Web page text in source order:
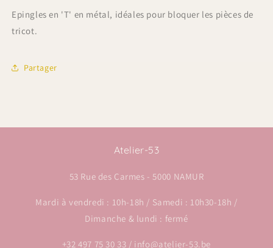
KnitPro
KnitPro
Epingles en 'T' en métal, idéales pour bloquer les pièces de
tricot.
Partager
Atelier-53
53 Rue des Carmes - 5000 NAMUR
Mardi à vendredi : 10h-18h / Samedi : 10h30-18h /
Dimanche & lundi : fermé
+32 497 75 30 33 / info@atelier-53.be